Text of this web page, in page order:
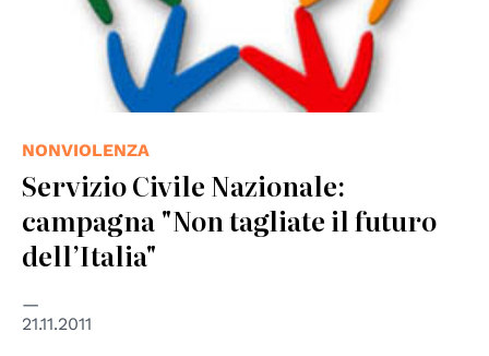
NONVIOLENZA
Servizio Civile Nazionale:
campagna "Non tagliate il futuro
dell’Italia"
21.11.2011